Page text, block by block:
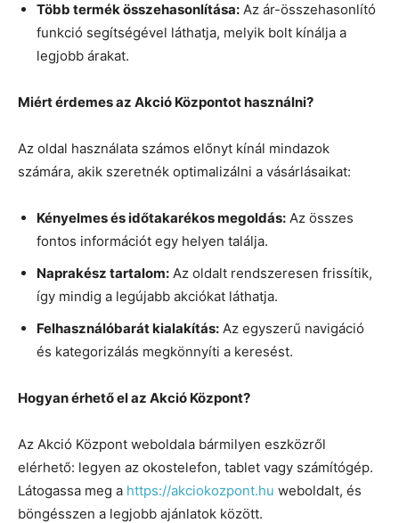
Több termék összehasonlítása: Az ár-összehasonlító
funkció segítségével láthatja, melyik bolt kínálja a
legjobb árakat.
Miért érdemes az Akció Központot használni?
Az oldal használata számos előnyt kínál mindazok
számára, akik szeretnék optimalizálni a vásárlásaikat:
Kényelmes és időtakarékos megoldás: Az összes
fontos információt egy helyen találja.
Naprakész tartalom: Az oldalt rendszeresen frissítik,
így mindig a legújabb akciókat láthatja.
Felhasználóbarát kialakítás: Az egyszerű navigáció
és kategorizálás megkönnyíti a keresést.
Hogyan érhető el az Akció Központ?
Az Akció Központ weboldala bármilyen eszközről
elérhető: legyen az okostelefon, tablet vagy számítógép.
Látogassa meg a https://akciokozpont.hu weboldalt, és
böngésszen a legjobb ajánlatok között.